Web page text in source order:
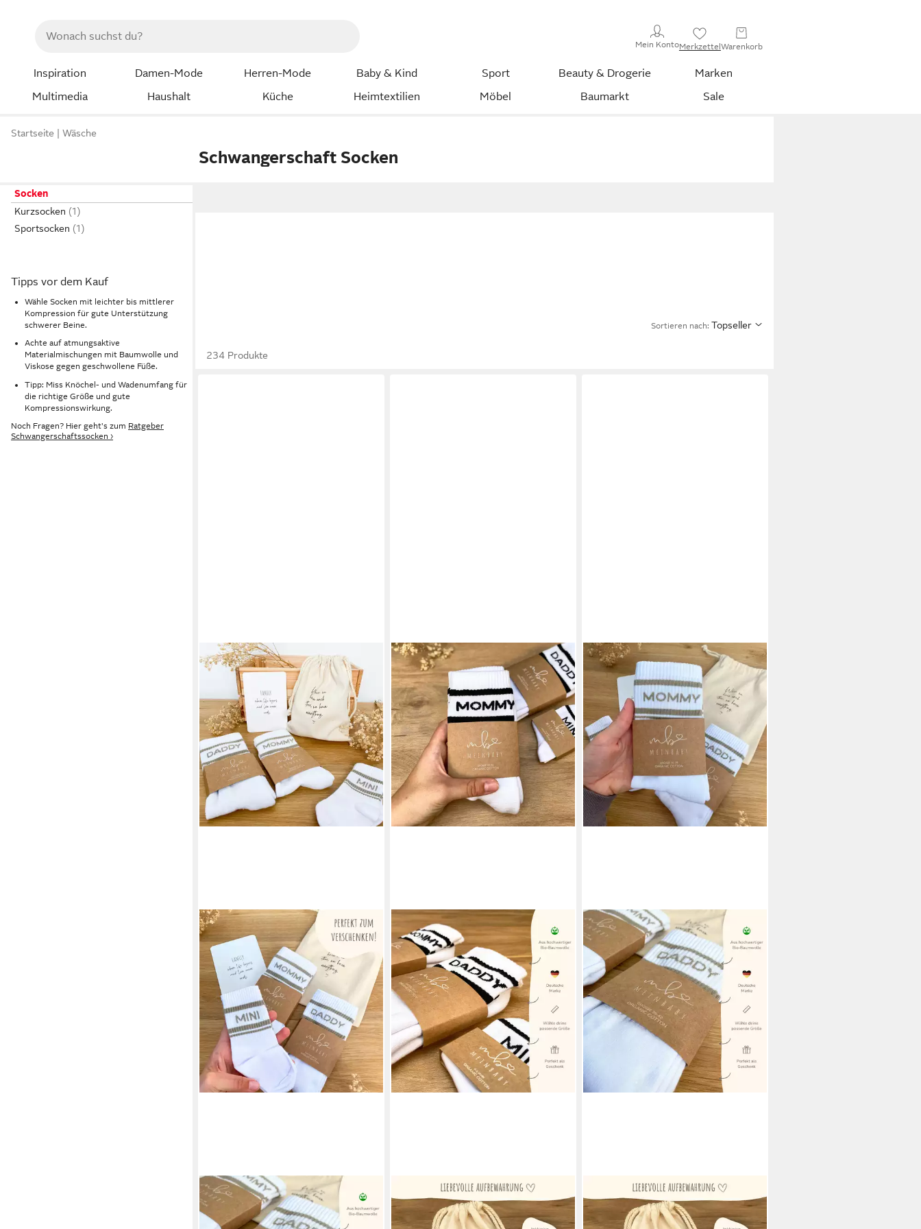
Mein KontoMerkzettelWarenkorb
Inspiration Damen-Mode Herren-Mode Baby & Kind Sport Beauty & Drogerie
Marken
Multimedia
Haushalt Küche Heimtextilien Möbel Baumarkt Sale
Startseite Wäsche
Schwangerschaft Socken
Socken
Kurzsocken
Sportsocken
Tipps vor dem Kauf
Wähle Socken mit leichter bis mittlerer
Kompression für gute Unterstützung
schwerer Beine.
Achte auf atmungsaktive
Materialmischungen mit Baumwolle und
Viskose gegen geschwollene Füße.
Tipp: Miss Knöchel- und Wadenumfang für
die richtige Größe und gute
Kompressionswirkung.
Noch Fragen? Hier geht's zum Ratgeber
Schwangerschaftssocken ›
Sortieren nach: Topseller
234 Produkte
MEINBABY123®
Tennissocken Geschenkset
Schwangerschaft, Geschenk zur
MEINBABY123®
Tennissocken Geschenkidee
Schwangerschaft & Geburt,
MEINBABY123®
Tennissocken Geschenkidee
Schwangerschaft & Geburt,